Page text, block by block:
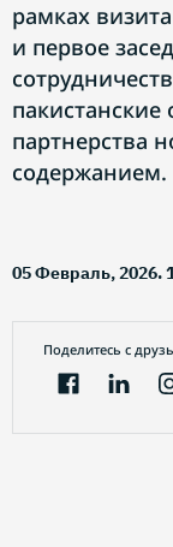
рамках
и первое
пакистанские
партнерства
содержанием.
05 Февраль, 2026.
Поделитесь с